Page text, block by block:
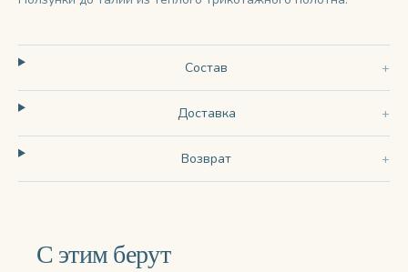
Состав
Доставка
Возврат
С этим берут